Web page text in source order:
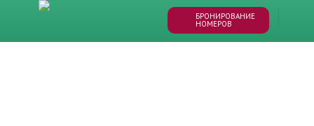
БРОНИРОВАНИЕ
НОМЕРОВ